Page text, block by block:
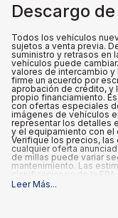
Descargo
Todos los vehículos
sujetos a venta previa.
suministro y retrasos en
vehículos puede
valores de intercambio
firme un acuerdo por
aprobación de crédito, y
propio financiamiento.
con ofertas especiales
imágenes de vehículos
representar los detalles
y el equipamiento con el
Verifique los precios,
cualquier oferta
de millas puede variar
mantenimiento. Las
clasificaciones de la
para fines de
Leer Más...